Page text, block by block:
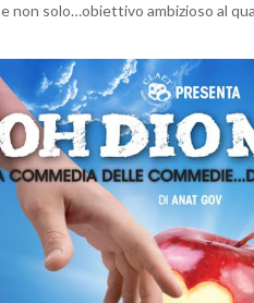
e non solo…obiettivo ambizioso al